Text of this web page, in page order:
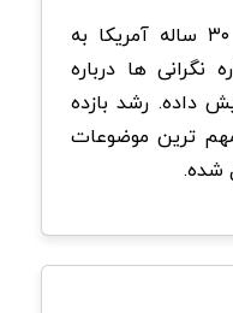
در مجموع، رشد بازده اوراق ۳۰ ساله آمریکا به
از ۲۰۲۳ دوباره نگرانی ها درباره
داده. رشد بازده
مهم ترین موضوعات
شده.